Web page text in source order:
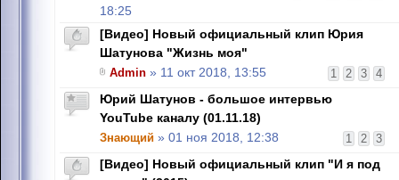
18:25
[Видео] Новый официальный клип Юрия
Шатунова "Жизнь моя"
1 2 3 4
Admin » 11 окт 2018, 13:55
Юрий Шатунов - большое интервью
YouTube каналу (01.11.18)
1 2 3
Знающий » 01 ноя 2018, 12:38
[Видео] Новый официальный клип "И я под